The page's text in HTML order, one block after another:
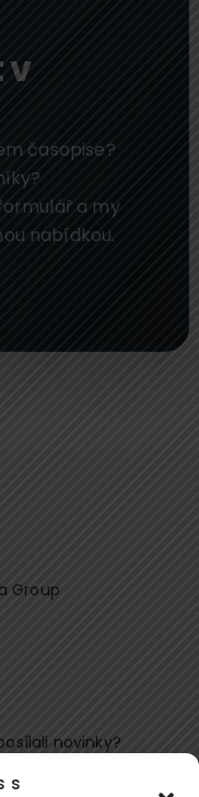
s
v
časopise?
a my
nabídkou.
Group
novinky?